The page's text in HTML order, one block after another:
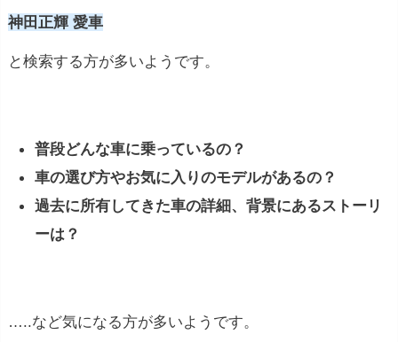
神田正輝 愛車
と検索する方が多いようです。
普段どんな車に乗っているの？
車の選び方やお気に入りのモデルがあるの？
過去に所有してきた車の詳細、背景にあるストーリ
ーは？
…..など気になる方が多いようです。